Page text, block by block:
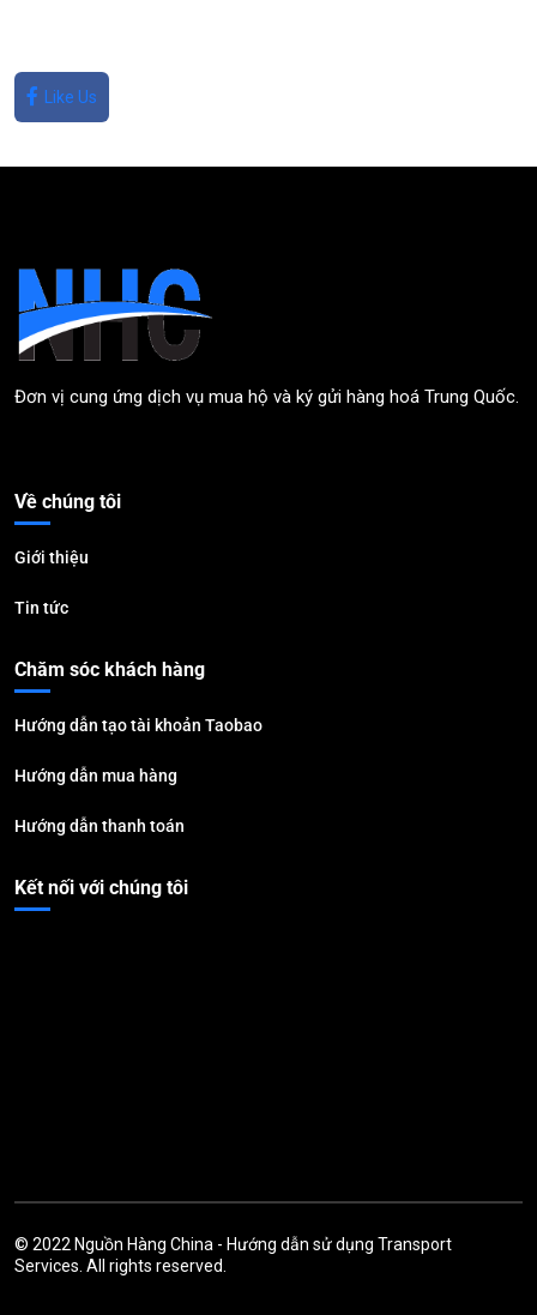
Like Us
Đơn vị cung ứng dịch vụ mua hộ và ký gửi hàng hoá Trung Quốc.
Về chúng tôi
Giới thiệu
Tin tức
Chăm sóc khách hàng
Hướng dẫn tạo tài khoản Taobao
Hướng dẫn mua hàng
Hướng dẫn thanh toán
Kết nối với chúng tôi
© 2022 Nguồn Hàng China - Hướng dẫn sử dụng Transport
Services. All rights reserved.